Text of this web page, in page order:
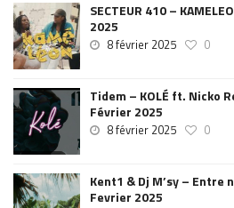
SECTEUR 410 –
2025
8 février 2025 0
Tidem – KOLÉ ft. Nicko
Février 2025
8 février 2025 0
Kent1 & Dj M’sy – Entre
Fevrier 2025